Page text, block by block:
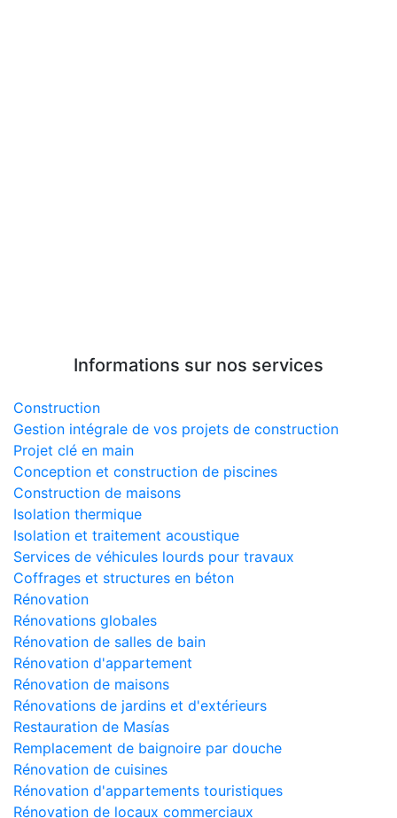
Informations sur nos services
Construction
Gestion intégrale de vos projets de construction
Projet clé en main
Conception et construction de piscines
Construction de maisons
Isolation thermique
Isolation et traitement acoustique
Services de véhicules lourds pour travaux
Coffrages et structures en béton
Rénovation
Rénovations globales
Rénovation de salles de bain
Rénovation d'appartement
Rénovation de maisons
Rénovations de jardins et d'extérieurs
Restauration de Masías
Remplacement de baignoire par douche
Rénovation de cuisines
Rénovation d'appartements touristiques
Rénovation de locaux commerciaux